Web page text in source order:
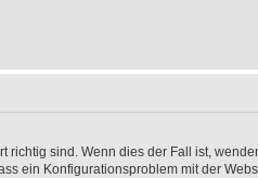
richtig sind. Wenn dies der Fall ist,
ein Konfigurationsproblem mit der